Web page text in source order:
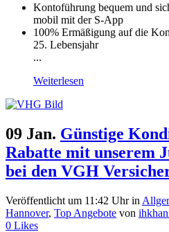
Kontoführung bequem und
mobil mit der S-App
100% Ermäßigung auf die
25. Lebensjahr
...
Weiterlesen
09 Jan. Günstige
Rabatte mit unserem
bei den VGH
Veröffentlicht um 11:42 Uhrin
Hannover, Top Angebote von
0 Likes